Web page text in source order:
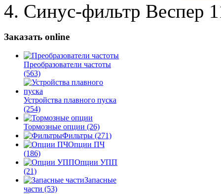
Синус-фильтр Веспер
Заказать online
Преобразователи частоты
(563)
Устройства плавного пуска
(254)
Тормозные опции (26)
Фильтры (271)
Опции ПЧ
(186)
Опции УПП
(21)
Запасные
части (53)